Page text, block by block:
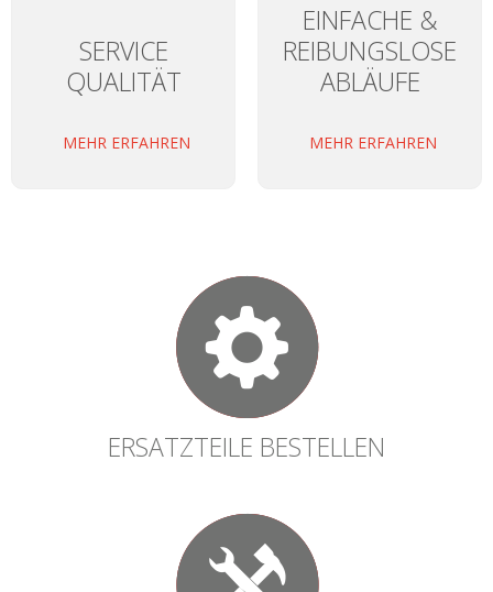
SERVICE
QUALITÄT
MEHR ERFAHREN
EINFACHE &
REIBUNGSLOSE
ABLÄUFE
MEHR ERFAHREN
ERSATZTEILE BESTELLEN